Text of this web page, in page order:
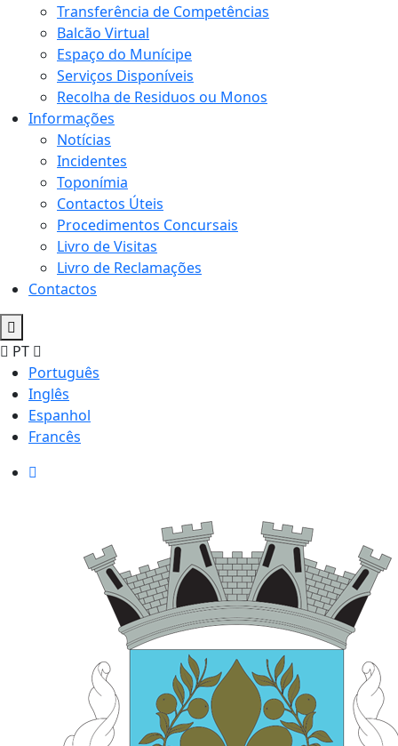
Transferência de Competências
Balcão Virtual
Espaço do Munícipe
Serviços Disponíveis
Recolha de Residuos ou Monos
Informações
Notícias
Incidentes
Toponímia
Contactos Úteis
Procedimentos Concursais
Livro de Visitas
Livro de Reclamações
Contactos
PT
Português
Inglês
Espanhol
Francês